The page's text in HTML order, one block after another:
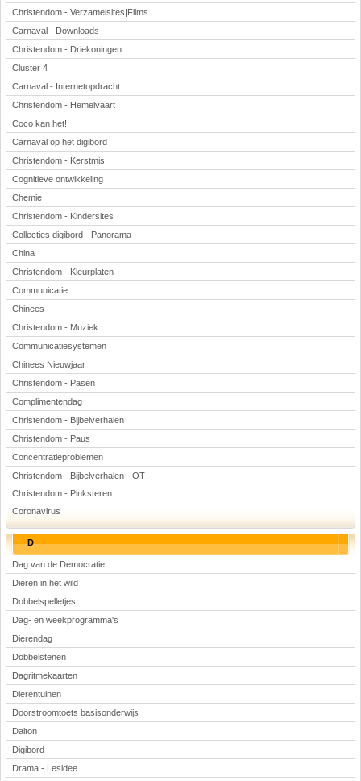
Christendom - Verzamelsites|Films
Carnaval - Downloads
Christendom - Driekoningen
Cluster 4
Carnaval - Internetopdracht
Christendom - Hemelvaart
Coco kan het!
Carnaval op het digibord
Christendom - Kerstmis
Cognitieve ontwikkeling
Chemie
Christendom - Kindersites
Collecties digibord - Panorama
China
Christendom - Kleurplaten
Communicatie
Chinees
Christendom - Muziek
Communicatiesystemen
Chinees Nieuwjaar
Christendom - Pasen
Complimentendag
Christendom - Bijbelverhalen
Christendom - Paus
Concentratieproblemen
Christendom - Bijbelverhalen - OT
Christendom - Pinksteren
Coronavirus
D
Dag van de Democratie
Dieren in het wild
Dobbelspelletjes
Dag- en weekprogramma's
Dierendag
Dobbelstenen
Dagritmekaarten
Dierentuinen
Doorstroomtoets basisonderwijs
Dalton
Digibord
Drama - Lesidee